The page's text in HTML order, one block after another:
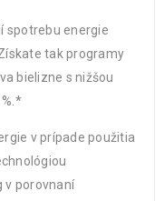
spotrebu energie
tak programy
bielizne s nižšou
v prípade použitia
v porovnaní